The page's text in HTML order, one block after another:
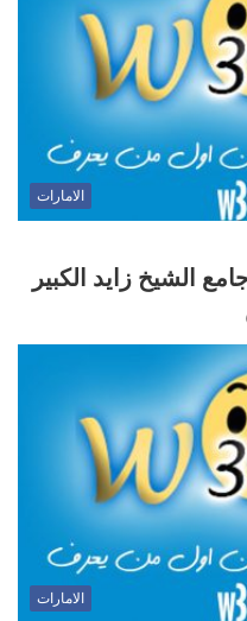
الامارات
الشيخ زايد الكبير
الامارات